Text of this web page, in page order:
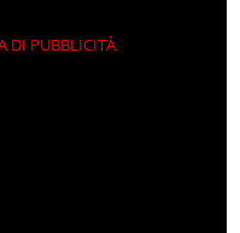
DI PUBBLICITÀ